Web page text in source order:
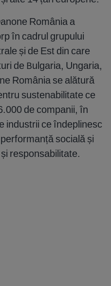
România a
în cadrul grupului
și de Est din care
de Bulgaria, Ungaria,
România se alătură
sustenabilitate ce
de companii, în
industrii ce îndeplinesc
socială și
responsabilitate.